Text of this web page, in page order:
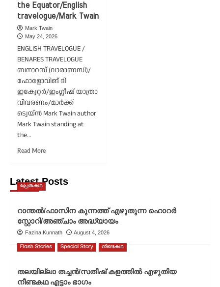
the Equator/English
travelogue/Mark Twain
Mark Twain
May 24, 2026
ENGLISH TRAVELOGUE /
BENARES TRAVELOGUE
ബനാറസ് (വാരാണസി)/
ഫോളോവിങ് ദി
ഇക്വേറ്റർ/ഇംഗ്ലീഷ് യാത്രാ
വിവരണം/മാർക്ക്
ട്വെയ്ൻ Mark Twain author
Mark Twain standing at
the...
Read MoreRead
Benares
(Varanasi)/Following
travelogue/Mark
Twain
Latest Posts
പ്രേതകഥ
റാന്തൽ/ഫാസിന കുന്നത്ത് എഴുതുന്ന ഹൊറർ
സ്റ്റോറി/അഞ്ചാം അദ്ധ്യായം
Fazina Kunnath August 4, 2026
Flash Stories Special Story നീണ്ടകഥ
തലയില്ലാ തച്ചൻ/സതീഷ് കളത്തിൽ എഴുതിയ
നീണ്ടകഥ എട്ടാം ഭാഗം